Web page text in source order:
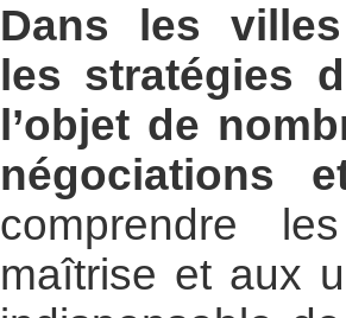
Dans les
les stratégies
l’objet de
négociations
comprendre
maîtrise et aux